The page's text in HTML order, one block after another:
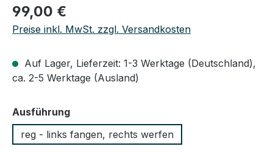
Regulärer Preis:
99,00 €
Preise inkl. MwSt. zzgl. Versandkosten
Auf Lager, Lieferzeit: 1-3 Werktage (Deutschland),
ca. 2-5 Werktage (Ausland)
Ausführungauswählen
reg - links fangen, rechts werfen